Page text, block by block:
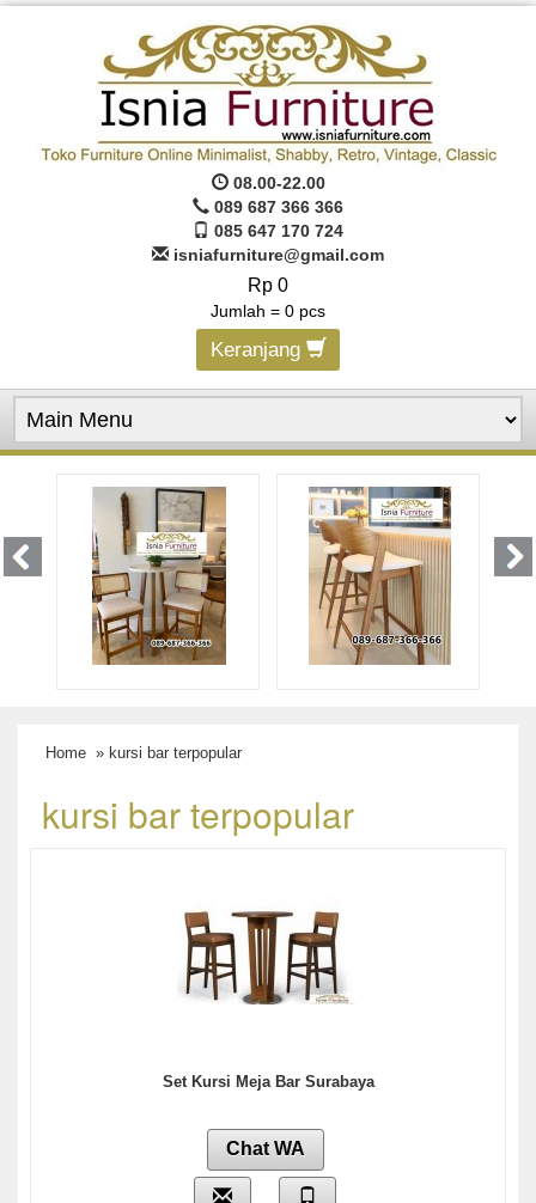
08.00-22.00
089 687 366 366
085 647 170 724
isniafurniture@gmail.com
Rp 0
Jumlah = 0 pcs
Keranjang
Home » kursi bar terpopular
kursi bar terpopular
Set Kursi Meja Bar Surabaya
Chat WA